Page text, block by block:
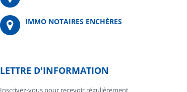
IMMO NOTAIRES ENCHÈRES
LETTRE D'INFORMATION
Inscrivez-vous pour recevoir régulièrement